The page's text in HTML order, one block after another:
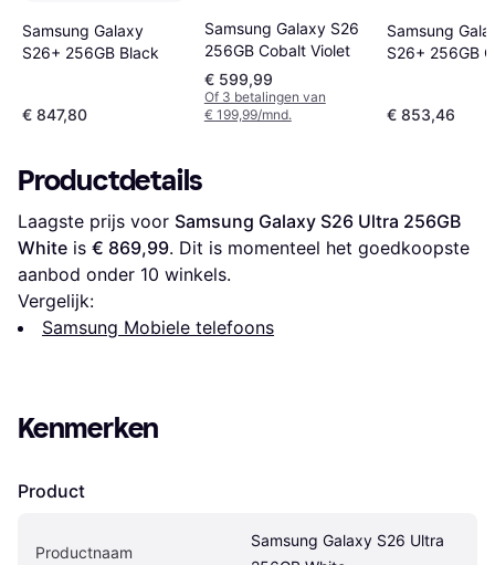
Samsung Galaxy
S26+ 256GB Black
€ 847,80
Samsung Galaxy S26
256GB Cobalt Violet
€ 599,99
Of 3 betalingen van
€ 199,99/mnd.
Samsung
S26+ 256GB
€ 853,46
Productdetails
Laagste prijs voor Samsung Galaxy S26 Ultra 256GB
White is € 869,99. Dit is momenteel het goedkoopste
aanbod onder 10 winkels.
Vergelijk:
Samsung Mobiele telefoons
Kenmerken
Product
Productnaam
Samsung Galaxy S26 Ultra